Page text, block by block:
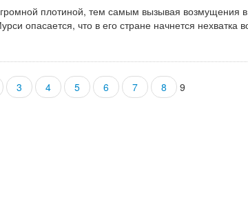
плотиной, тем самым вызывая возмущения в
опасается, что в его стране начнется нехватка
3 4 5 6 7 8 9